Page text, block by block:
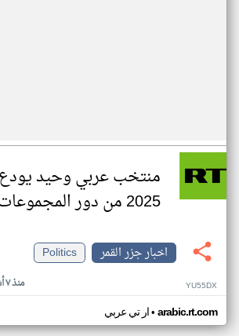
منتخب عربي وحيد
2025 من دور المجموعات
اخبار جزر القمر
Politics
منذ ٧ أشهر YU55DX
ار تي عربي• arabic.rt.com